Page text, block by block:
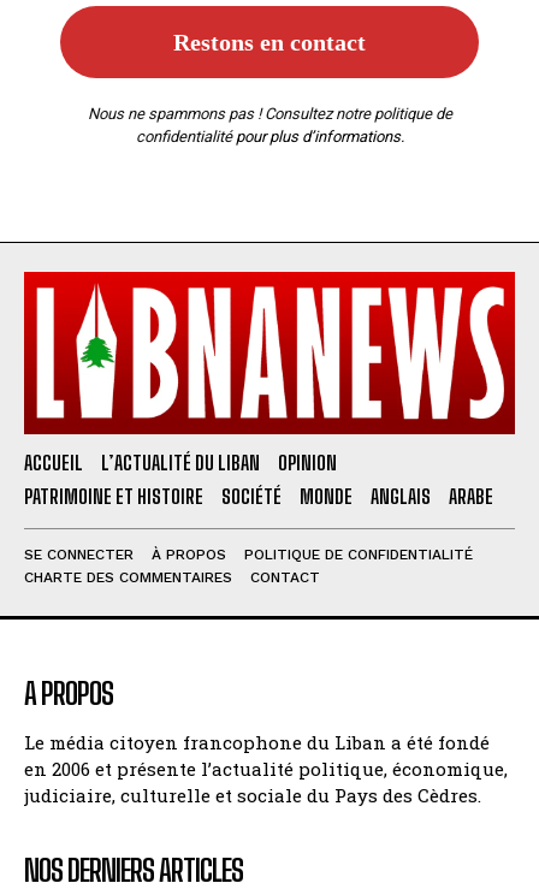
Nous ne spammons pas ! Consultez notre politique de
confidentialitépour plus d’informations.
ACCUEIL L’ACTUALITÉ DU LIBAN
OPINION
PATRIMOINE ET HISTOIRE
SOCIÉTÉ MONDE ANGLAIS ARABE
SE CONNECTER À PROPOS
POLITIQUE DE CONFIDENTIALITÉ
CHARTE DES COMMENTAIRES
CONTACT
A PROPOS
Le média citoyen francophone du Liban a été fondé
en 2006 et présente l’actualité politique, économique,
judiciaire, culturelle et sociale du Pays des Cèdres.
NOS DERNIERS ARTICLES